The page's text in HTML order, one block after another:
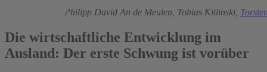
Philipp David An de Meulen, Tobias Kitlinski,
Die wirtschaftliche Entwicklung im
Ausland: Der erste Schwung ist vorüber